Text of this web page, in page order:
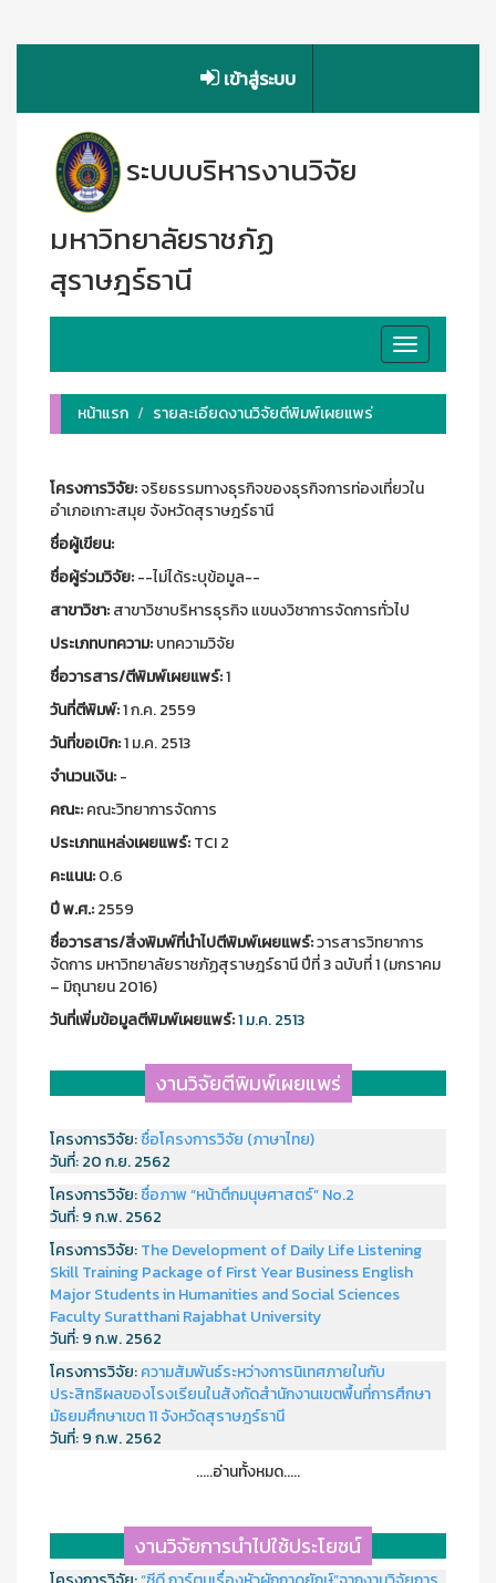
เข้าสู่ระบบ
ระบบบริหารงานวิจัย
มหาวิทยาลัยราชภัฏ
สุราษฎร์ธานี
Toggle
navigation
หน้าแรก
รายละเอียดงานวิจัยตีพิมพ์เผยแพร่
โครงการวิจัย:จริยธรรมทางธุรกิจของธุรกิจการท่องเที่ยวใน
อำเภอเกาะสมุย จังหวัดสุราษฎร์ธานี
ชื่อผู้เขียน:
ชื่อผู้ร่วมวิจัย:--ไม่ได้ระบุข้อมูล--
สาขาวิชา:สาขาวิชาบริหารธุรกิจ แขนงวิชาการจัดการทั่วไป
ประเภทบทความ:บทความวิจัย
ชื่อวารสาร/ตีพิมพ์เผยแพร์:1
วันที่ตีพิมพ์:1 ก.ค. 2559
วันที่ขอเบิก:1 ม.ค. 2513
จำนวนเงิน:-
คณะ:คณะวิทยาการจัดการ
ประเภทแหล่งเผยแพร์:TCI 2
คะแนน:0.6
ปี พ.ศ.:2559
ชื่อวารสาร/สิ่งพิมพ์ที่นำไปตีพิมพ์เผยแพร์:วารสารวิทยาการ
จัดการ มหาวิทยาลัยราชภัฏสุราษฎร์ธานี ปีที่ 3 ฉบับที่ 1 (มกราคม
– มิถุนายน 2016)
วันที่เพิ่มข้อมูลตีพิมพ์เผยแพร์:1 ม.ค. 2513
งานวิจัยตีพิมพ์เผยแพร่
โครงการวิจัย:ชื่อโครงการวิจัย (ภาษาไทย)
วันที่:20 ก.ย. 2562
โครงการวิจัย:ชื่อภาพ “หน้าตึกมนุษศาสตร์” No.2
วันที่:9 ก.พ. 2562
โครงการวิจัย:The Development of Daily Life Listening
Skill Training Package of First Year Business English
Major Students in Humanities and Social Sciences
Faculty Suratthani Rajabhat University
วันที่:9 ก.พ. 2562
โครงการวิจัย:ความสัมพันธ์ระหว่างการนิเทศภายในกับ
ประสิทธิผลของโรงเรียนในสังกัดสำนักงานเขตพื้นที่การศึกษา
มัธยมศึกษาเขต 11 จังหวัดสุราษฎร์ธานี
วันที่:9 ก.พ. 2562
.....อ่านทั้งหมด.....
งานวิจัยการนำไปใช้ประโยชน์